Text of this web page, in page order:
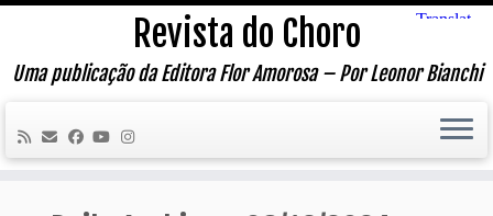
Skip
content
Revista do Choro
Uma publicação da Editora Flor Amorosa – Por Leonor Bianchi